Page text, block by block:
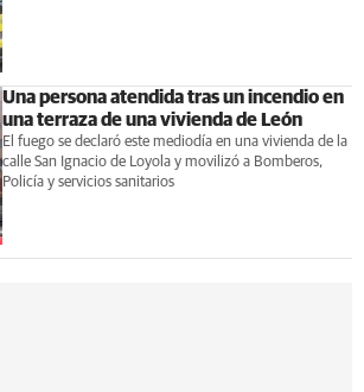
Una persona atendida tras un incendio en
una terraza de una vivienda de León
El fuego se declaró este mediodía en una vivienda de la
calle San Ignacio de Loyola y movilizó a Bomberos,
Policía y servicios sanitarios